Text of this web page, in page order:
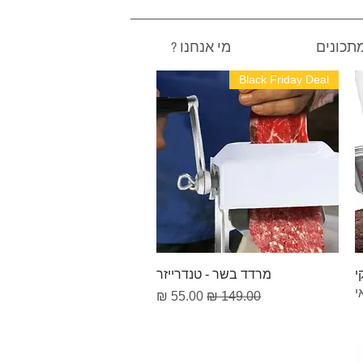
? מי אנחנו
תצוגה מהירה
Black Friday Deal
מרדד בשר - טנדרייזר
מחיר רגיל מחיר מבצע